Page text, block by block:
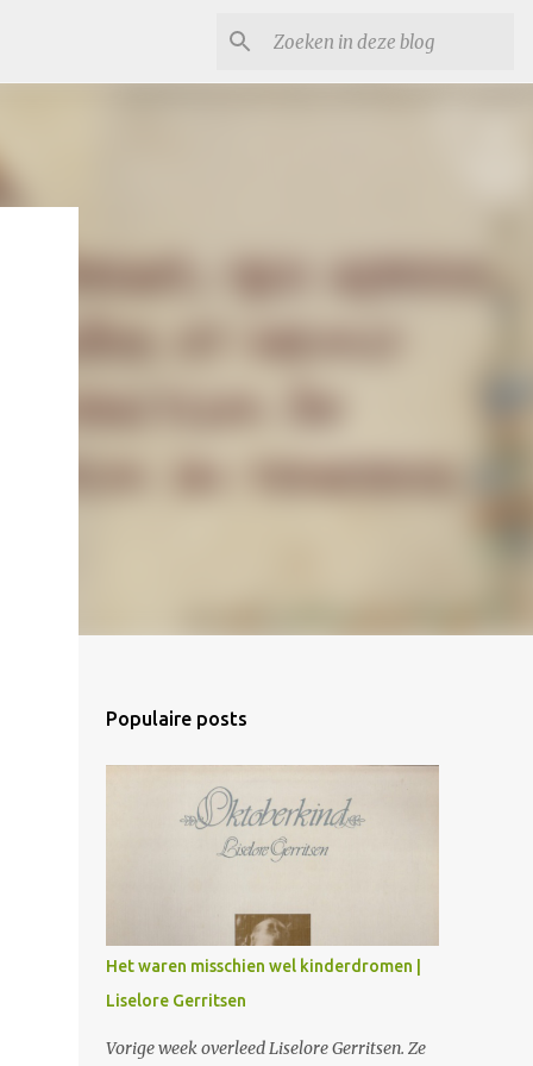
Populaire posts
Het waren misschien wel kinderdromen |
Liselore Gerritsen
Vorige week overleed Liselore Gerritsen. Ze